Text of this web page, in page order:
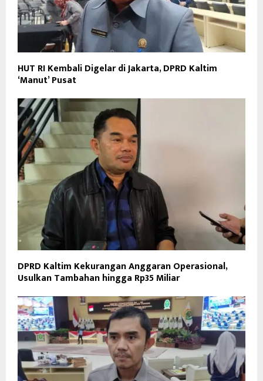
HUT RI Kembali Digelar di Jakarta, DPRD Kaltim
‘Manut’ Pusat
DPRD Kaltim Kekurangan Anggaran Operasional,
Usulkan Tambahan hingga Rp35 Miliar